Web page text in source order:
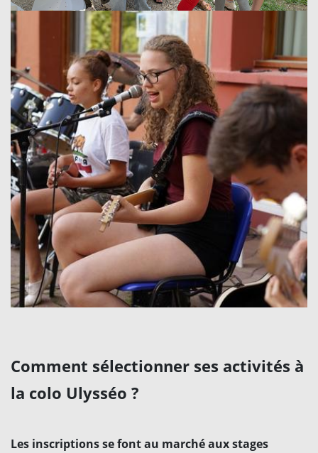
Comment sélectionner ses activités à
la colo Ulysséo ?
Les inscriptions se font au marché aux stages